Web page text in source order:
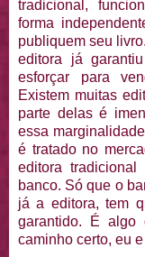
tradicional,
forma
publiquem seu
editora já
esforçar para
Existem muitas
parte delas é
essa
é tratado no
editora
banco. Só que o
já a editora, tem
garantido. É algo
caminho certo, eu